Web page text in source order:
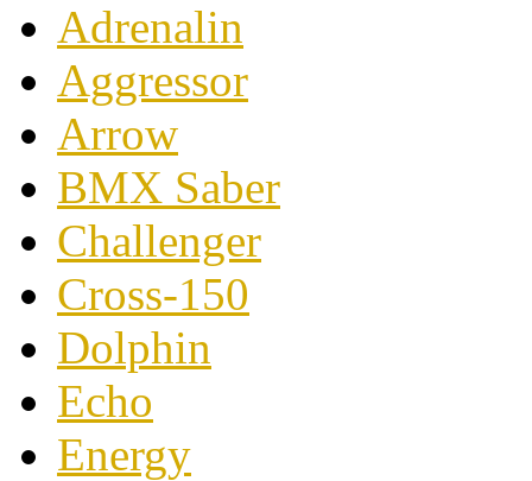
Adrenalin
Aggressor
Arrow
BMX Saber
Challenger
Cross-150
Dolphin
Echo
Energy